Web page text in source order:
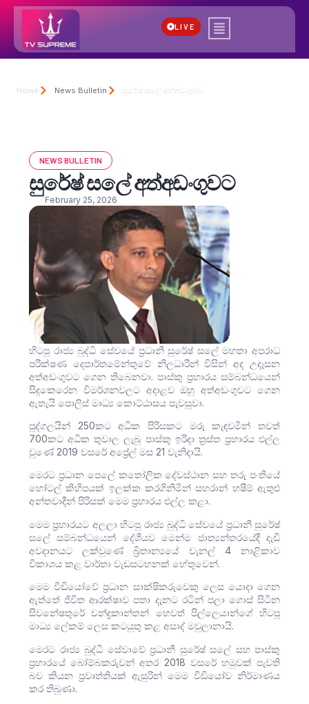
LIVE
Home News Bulletin සුරේෂ් සලේ අත්අඩංගුවට
NEWS BULLETIN
සුරේෂ් සලේ අත්අඩංගුවට
February 25, 2026
හිටපු රාජ්‍ය බුද්ධි සේවයේ ප්‍රධානී සුරේෂ් සලේ මහතා අපරාධ
පරීක්ෂණ දෙපාර්තමේන්තුවේ නිලධාරීන් විසින් අද උදෑසන
අත්අඩංගුවට ගෙන තිබෙනවා. පාස්කු ප්‍රහාරය සම්බන්ධයෙන්
සිදුකෙරෙන විමර්ශනවලට අදාළව ඔහු අත්අඩංගුවට ගෙන
ඇතැයි පොලිස් මාධ්‍ය කොට්ඨාසය පැවසුවා.
පුද්ගලයින් 250කට අධික පිරිසකට මරු කැඳවමින් තවත්
700කට අධික තුවාල ලැබූ පාස්කු ඉරිදා ත්‍රස්ත ප්‍රහාරය එල්ල
වුණේ 2019 වසරේ අප්‍රේල් මස 21 වැනිදායි.
මෙරට ප්‍රධාන පෙලේ කතෝලික දේවස්ථාන සහ තරු පංතියේ
හෝටල් කිහිපයක් ඉලක්ක කරගිනිමින් සහරාන් හෂීම් ඇතුළු
අන්තවාදීන් පිරිසක් මෙම ප්‍රහාරය එල්ල කළා.
මෙම ප්‍රහාරයට අලලා හිටපු රාජ්‍ය බුද්ධි සේවයේ ප්‍රධානී සුරේෂ්
සලේ සම්බන්ධයෙන් දේශීයව මෙන්ම ජාත්‍යන්තරයේදී දැඩි
අවදානයට ලක්වුණේ බ්‍රිතාන්‍යයේ චැනල් 4 නාළිකාව
විකාශය කළ වාර්තා වැඩසටහනක් හේතුවෙන්.
මෙම වීඩියෝවේ ප්‍රධාන සාක්ෂිකරුවෙකු ලෙස යොදා ගෙන
ඇත්තේ ජිවිත ආරක්ෂාව පතා දැනට රටින් පලා ගොස් සිටින
සිවනේෂතුරේ චන්ද්‍රකාන්තන් හෙවත් පිල්ලෙයාන්ගේ හිටපු
මාධ්‍ය ලේකම් ලෙස කටයුතු කළ අසාද් මවුලානායි.
මෙරට රාජ්‍ය බුද්ධි සේවාවේ ප්‍රධානී සුරේෂ් සලේ සහ පාස්කු
ප්‍රහාරයේ බෝම්බකරුවන් අතර 2018 වසරේ හමුවක් පැවති
බව කියන ප්‍රවෘත්තියක් ඇසුරින් මෙම වීඩියෝව නිර්මාණය
කර තිබුණා.